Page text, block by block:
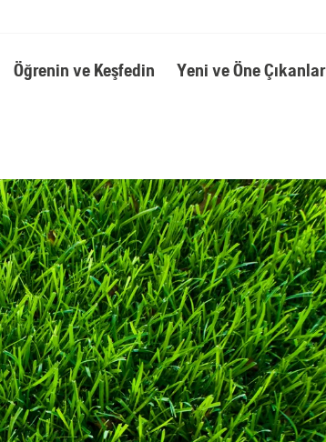
Öğrenin ve Keşfedin Yeni ve Öne Çıkanlar